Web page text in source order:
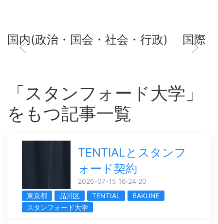
国内(政治・国会・社会・行政) 国際
「スタンフォード大学」
をもつ記事一覧
TENTIALとスタンフ
ォード契約
2026-07-15 16:24:20
東京都
品川区 TENTIAL
BAKUNE
スタンフォード大学